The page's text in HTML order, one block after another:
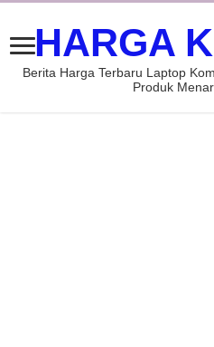
HARGA
Berita Harga Terbaru Laptop
Produk